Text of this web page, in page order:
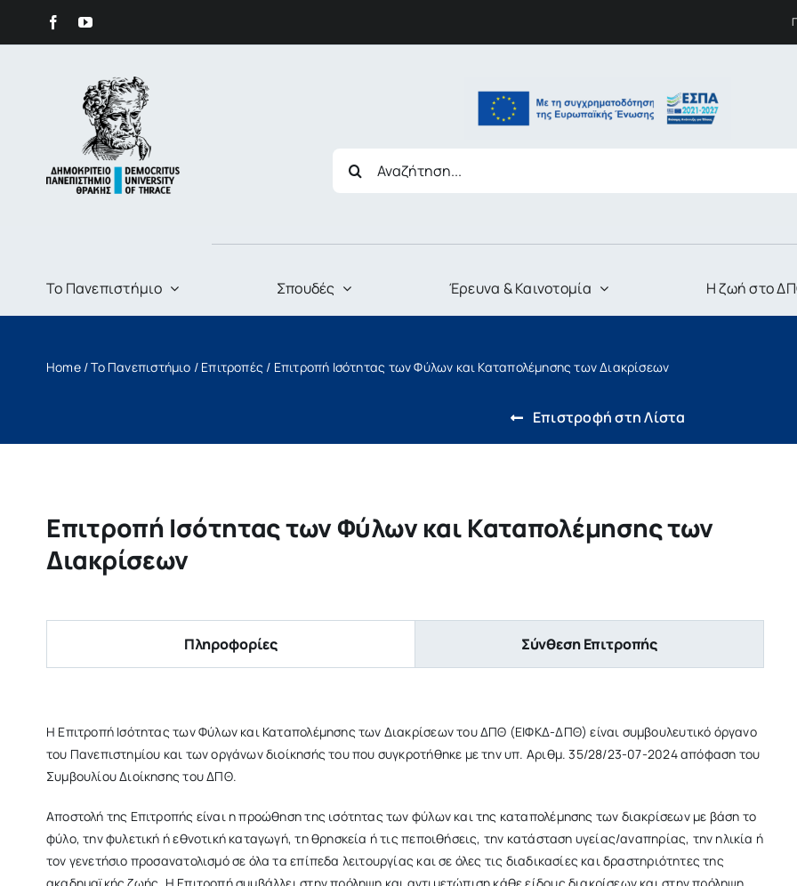
περιεχόμενο
for:
Το Πανεπιστήμιο Σπουδές Έρευνα & Καινοτομία Η ζωή στο
Home/Το Πανεπιστήμιο / Επιτροπές / Επιτροπή Ισότητας των Φύλων και Καταπολέμησης των Διακρίσεων
Επιστροφή στη Λίστα
Επιτροπή Ισότητας των Φύλων και Καταπολέμησης των
Διακρίσεων
Πληροφορίες Σύνθεση Επιτροπής
H Επιτροπή Ισότητας των Φύλων και Καταπολέμησης των Διακρίσεων του ΔΠΘ (ΕΙΦΚΔ-ΔΠΘ) είναι συμβουλευτικό όργανο
του Πανεπιστημίου και των οργάνων διοίκησής του που συγκροτήθηκε με την υπ. Αριθμ. 35/28/23-07-2024 απόφαση του
Συμβουλίου Διοίκησης του ΔΠΘ.
Αποστολή της Επιτροπής είναι η προώθηση της ισότητας των φύλων και της καταπολέμησης των διακρίσεων με βάση το
φύλο, την φυλετική ή εθνοτική καταγωγή, τη θρησκεία ή τις πεποιθήσεις, την κατάσταση υγείας/αναπηρίας, την ηλικία ή
τον γενετήσιο προσανατολισμό σε όλα τα επίπεδα λειτουργίας και σε όλες τις διαδικασίες και δραστηριότητες της
ακαδημαϊκής ζωής. Η Επιτροπή συμβάλλει στην πρόληψη και αντιμετώπιση κάθε είδους διακρίσεων και στην πρόληψη